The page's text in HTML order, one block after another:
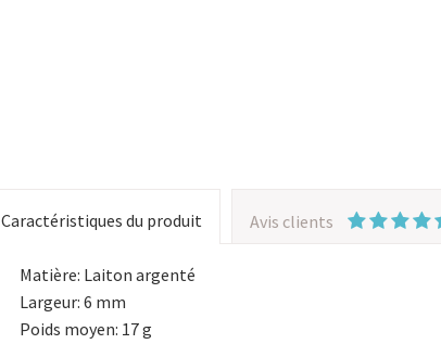
Caractéristiques du produit Avis clients
Matière: Laiton argenté
Largeur: 6 mm
Poids moyen: 17 g